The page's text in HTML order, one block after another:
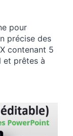
pour
précise des
contenant 5
et prêtes à